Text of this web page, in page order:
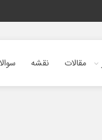
مقالات نقشه